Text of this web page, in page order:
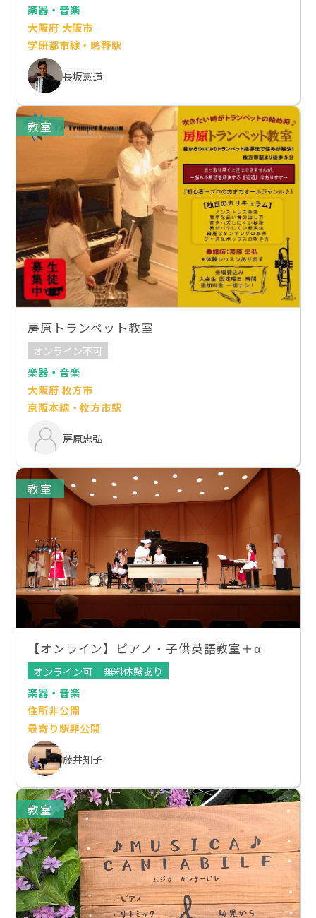
楽器・音楽
大阪府 大阪市
学研都市線・鴫野駅
長坂憲道
教室
房原トランペット教室
オンライン不可
楽器・音楽
大阪府 枚方市
京阪本線・枚方市駅
房原忠弘
教室
【オンライン】ピアノ・子供英語教室＋α
オンライン可
無料体験あり
楽器・音楽
住所非公開
最寄り駅非公開
藤井知子
教室